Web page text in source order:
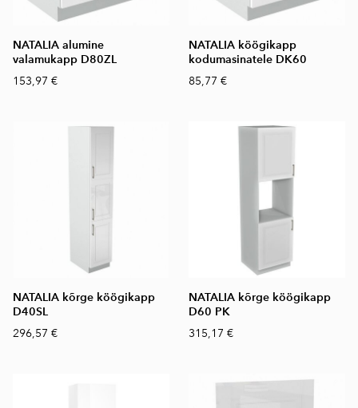
NATALIA alumine
valamukapp D80ZL
153,97 €
NATALIA köögikapp
kodumasinatele DK60
85,77 €
NATALIA kõrge köögikapp
D40SL
296,57 €
NATALIA kõrge köögikapp
D60 PK
315,17 €